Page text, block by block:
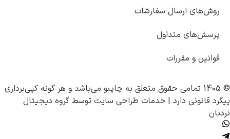
روش‌های ارسال سفارشات
پرسش‌های متداول
قوانین و مقررات
© 1405 تمامی حقوق متعلق به چاپبو می‌باشد و هر گونه کپی‌برداری
پیگرد قانونی دارد | خدمات طراحی سایت توسط گروه دیجیتال
نردبان